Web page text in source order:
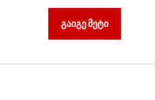
ᲒᲐᲘᲒᲔ ᲛᲔᲢᲘ